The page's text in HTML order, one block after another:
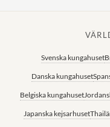
Svenska kungahuset
Danska kungahuset
Belgiska kungahuset
Japanska kejsarhuset